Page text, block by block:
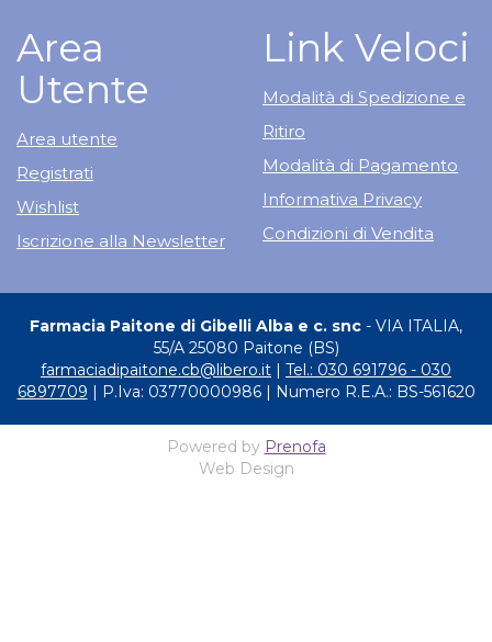
Area
Utente
Area utente
Registrati
Wishlist
Iscrizione alla Newsletter
Link Veloci
Modalità di Spedizione e
Ritiro
Modalità di Pagamento
Informativa Privacy
Condizioni di Vendita
Farmacia Paitone di Gibelli Alba e c. snc - VIA ITALIA,
55/A 25080 Paitone (BS)
farmaciadipaitone.cb@libero.it
Tel.: 030 691796 - 030
6897709 | P.Iva: 03770000986 | Numero R.E.A.: BS-561620
Powered by Prenofa
Web Design